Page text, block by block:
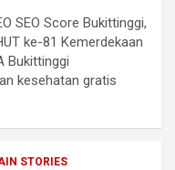
SEO Score Bukittinggi,
ke-81 Kemerdekaan
Bukittinggi
kesehatan gratis
STORIES